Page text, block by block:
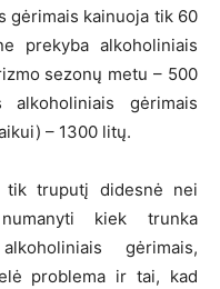
gėrimais kainuoja tik 60
prekyba alkoholiniais
sezonų metu – 500
gėrimais
– 1300 litų.
tik truputį didesnė nei
kiek trunka
gėrimais,
problema ir tai, kad